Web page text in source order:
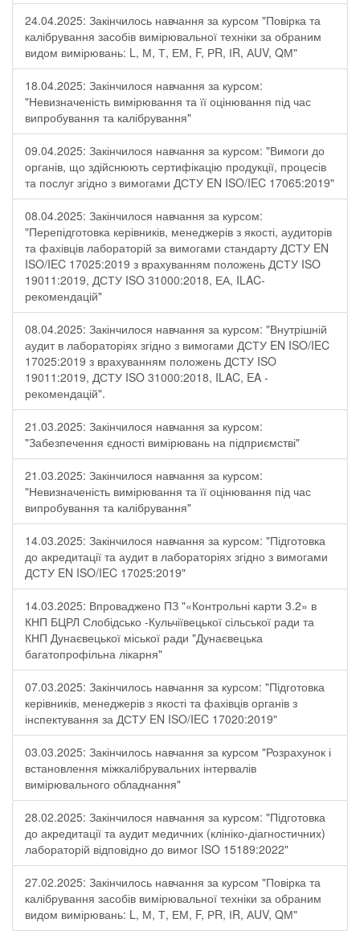
24.04.2025: Закінчилось навчання за курсом "Повірка та
калібрування засобів вимірювальної техніки за обраним
видом вимірювань: L, М, Т, ЕМ, F, РR, ІR, АUV, QМ"
18.04.2025: Закінчилося навчання за курсом:
"Невизначеність вимірювання та її оцінювання під час
випробування та калібрування"
09.04.2025: Закінчилося навчання за курсом: "Вимоги до
органів, що здійснюють сертифікацію продукції, процесів
та послуг згідно з вимогами ДСТУ EN ISO/IEC 17065:2019"
08.04.2025: Закінчилося навчання за курсом:
"Перепідготовка керівників, менеджерів з якості, аудиторів
та фахівців лабораторій за вимогами стандарту ДСТУ EN
ISO/IEC 17025:2019 з врахуванням положень ДСТУ ISO
19011:2019, ДСТУ ISO 31000:2018, ЕА, ILAC-
рекомендацій"
08.04.2025: Закінчилося навчання за курсом: "Внутрішній
аудит в лабораторіях згідно з вимогами ДСТУ EN ISO/IEC
17025:2019 з врахуванням положень ДСТУ ISO
19011:2019, ДСТУ ISO 31000:2018, ILAC, EA -
рекомендацій".
21.03.2025: Закінчилося навчання за курсом:
"Забезпечення єдності вимірювань на підприємстві"
21.03.2025: Закінчилося навчання за курсом:
"Невизначеність вимірювання та її оцінювання під час
випробування та калібрування"
14.03.2025: Закінчилося навчання за курсом: "Підготовка
до акредитації та аудит в лабораторіях згідно з вимогами
ДСТУ EN ISO/IEC 17025:2019"
14.03.2025: Впроваджено ПЗ "«Контрольні карти 3.2» в
КНП БЦРЛ Слобідсько -Кульчіївецької сільської ради та
КНП Дунаєвецької міської ради "Дунаєвецька
багатопрофільна лікарня"
07.03.2025: Закінчилось навчання за курсом: "Підготовка
керівників, менеджерів з якості та фахівців органів з
інспектування за ДСТУ EN ISO/IEC 17020:2019"
03.03.2025: Закінчилось навчання за курсом "Розрахунок і
встановлення міжкалібрувальних інтервалів
вимірювального обладнання"
28.02.2025: Закінчилося навчання за курсом: "Підготовка
до акредитації та аудит медичних (клініко-діагностичних)
лабораторій відповідно до вимог ISO 15189:2022"
27.02.2025: Закінчилось навчання за курсом "Повірка та
калібрування засобів вимірювальної техніки за обраним
видом вимірювань: L, М, Т, ЕМ, F, РR, ІR, АUV, QМ"